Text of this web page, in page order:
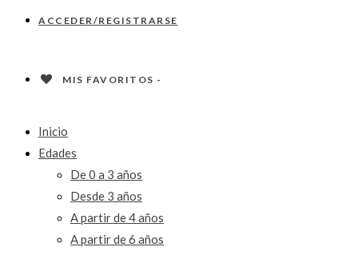
ACCEDER/REGISTRARSE
MIS FAVORITOS -
Inicio
Edades
De 0 a 3 años
Desde 3 años
A partir de 4 años
A partir de 6 años